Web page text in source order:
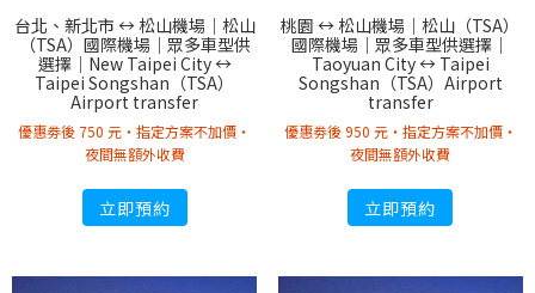
台北、新北市 ↔︎ 松山機場｜松山
（TSA）國際機場｜眾多車型供
選擇｜New Taipei City ↔︎
Taipei Songshan（TSA）
Airport transfer
優惠劵後 750 元・指定方案不加價・
夜間無額外收費
立即預約
桃園 ↔︎ 松山機場｜松山（TSA）
國際機場｜眾多車型供選擇｜
Taoyuan City ↔︎ Taipei
Songshan（TSA）Airport
transfer
優惠劵後 950 元・指定方案不加價・
夜間無額外收費
立即預約